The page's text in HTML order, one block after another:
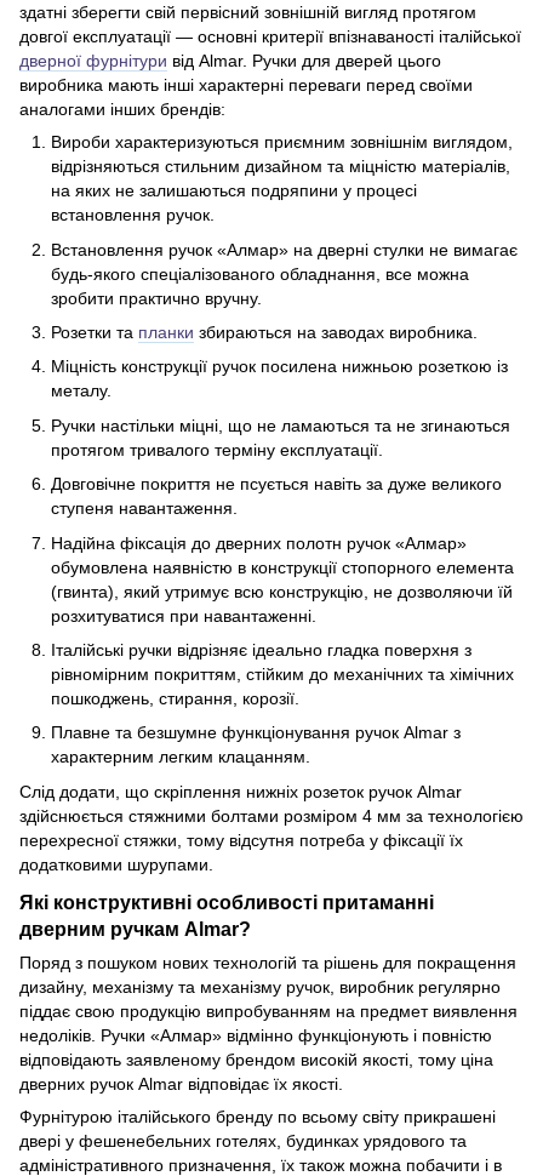
здатні зберегти свій первісний зовнішній вигляд протягом
довгої експлуатації — основні критерії впізнаваності італійської
дверної фурнітури від Almar. Ручки для дверей цього
виробника мають інші характерні переваги перед своїми
аналогами інших брендів:
Вироби характеризуються приємним зовнішнім виглядом,
відрізняються стильним дизайном та міцністю матеріалів,
на яких не залишаються подряпини у процесі
встановлення ручок.
Встановлення ручок «Алмар» на дверні стулки не вимагає
будь-якого спеціалізованого обладнання, все можна
зробити практично вручну.
Розетки та планки збираються на заводах виробника.
Міцність конструкції ручок посилена нижньою розеткою із
металу.
Ручки настільки міцні, що не ламаються та не згинаються
протягом тривалого терміну експлуатації.
Довговічне покриття не псується навіть за дуже великого
ступеня навантаження.
Надійна фіксація до дверних полотн ручок «Алмар»
обумовлена наявністю в конструкції стопорного елемента
(гвинта), який утримує всю конструкцію, не дозволяючи їй
розхитуватися при навантаженні.
Італійські ручки відрізняє ідеально гладка поверхня з
рівномірним покриттям, стійким до механічних та хімічних
пошкоджень, стирання, корозії.
Плавне та безшумне функціонування ручок Almar з
характерним легким клацанням.
Слід додати, що скріплення нижніх розеток ручок Almar
здійснюється стяжними болтами розміром 4 мм за технологією
перехресної стяжки, тому відсутня потреба у фіксації їх
додатковими шурупами.
Які конструктивні особливості притаманні
дверним ручкам Almar?
Поряд з пошуком нових технологій та рішень для покращення
дизайну, механізму та механізму ручок, виробник регулярно
піддає свою продукцію випробуванням на предмет виявлення
недоліків. Ручки «Алмар» відмінно функціонують і повністю
відповідають заявленому брендом високій якості, тому ціна
дверних ручок Almar відповідає їх якості.
Фурнітурою італійського бренду по всьому світу прикрашені
двері у фешенебельних готелях, будинках урядового та
адміністративного призначення, їх також можна побачити і в